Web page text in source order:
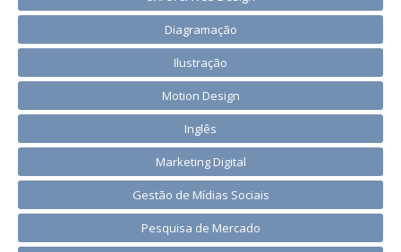
Diagramação
Ilustração
Motion Design
Inglês
Marketing Digital
Gestão de Mídias Sociais
Pesquisa de Mercado